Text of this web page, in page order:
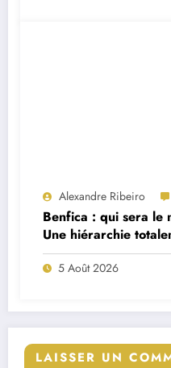
Alexandre Ribeiro
Benfica : qui sera le
Une hiérarchie
deux départs
5 Août 2026
LAISSER UN